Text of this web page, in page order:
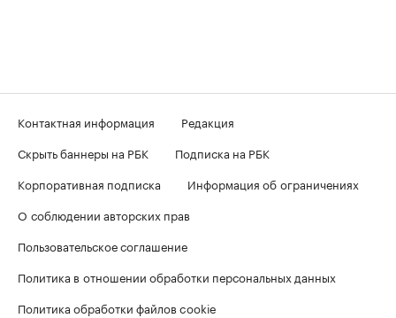
Контактная информация
Редакция
Скрыть баннеры на РБК
Подписка на РБК
Корпоративная подписка
Информация об ограничениях
О соблюдении авторских прав
Пользовательское соглашение
Политика в отношении обработки персональных данных
Политика обработки файлов cookie